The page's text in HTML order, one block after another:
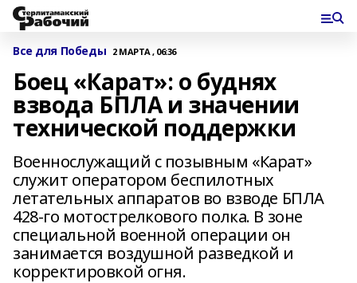
Все для Победы 2 МАРТА , 06:36
Боец «Карат»: о буднях
взвода БПЛА и значении
технической поддержки
Военнослужащий с позывным «Карат»
служит оператором беспилотных
летательных аппаратов во взводе БПЛА
428-го мотострелкового полка. В зоне
специальной военной операции он
занимается воздушной разведкой и
корректировкой огня.